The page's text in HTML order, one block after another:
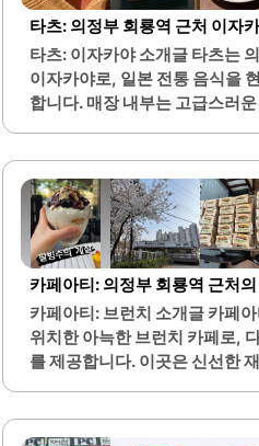
으로도 즐거움을 줍니다. 스시
에 대한 설명을 해주어, 손님들
수 있도록 돕습니다.생일이나
도 마련되어 있어, 소중한 순간
다. 가족 모임이나 친구들과의..
타츠: 의정부 회룡역 근처 이자
타츠: 이자카야 소개글 타츠는
이자카야로, 일본 전통 음식을
합니다. 매장 내부는 고급스러
자랑하며, 식감이 뛰어나 많은
다. 타츠의 메뉴는 정성이 가득
한 맛을 느낄 수 있습니다. 또한
어 있어 취향에 맞는 음료를 선
다.직원들은 친절하고 세심한
편안하게 머물 수 있도록 돕습니
분위기로, 데이트나 소규모 모
스키야키와 같은 일본식 요리
카페아티: 의정부 회룡역 근처
카페아티: 브런치 소개글 카페
위치한 아늑한 브런치 카페로,
를 제공합니다. 이곳은 신선한
가 동동 띄워져 있어 독특한 비